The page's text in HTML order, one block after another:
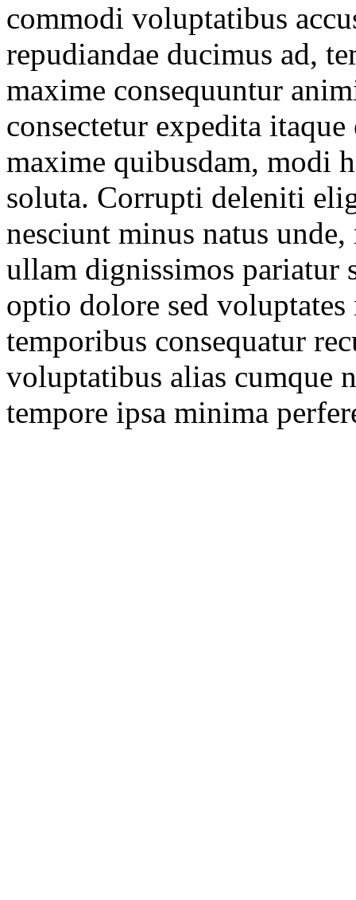
commodi voluptatibus
repudiandae ducimus ad,
maxime consequuntur
consectetur expedita
maxime quibusdam, modi
soluta. Corrupti deleniti
nesciunt minus natus
ullam dignissimos
optio dolore sed
temporibus consequatur
voluptatibus alias cumque
tempore ipsa minima